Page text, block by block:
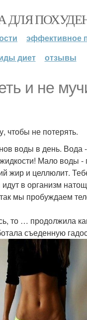
ДЛЯ
эффективное
диет
отзывы
и не
чтобы не потерять.
воды в день. Вода
Мало воды -
жир и целлюлит.
в организм
мы пробуждаем
то … продолжила
съеденную